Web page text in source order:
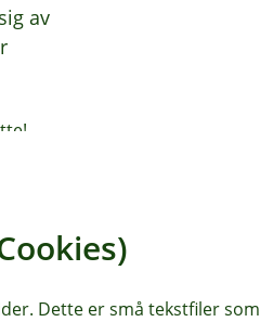
av
Dette er små tekstfiler